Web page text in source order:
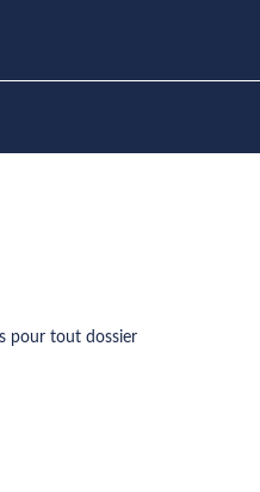
pour tout dossier